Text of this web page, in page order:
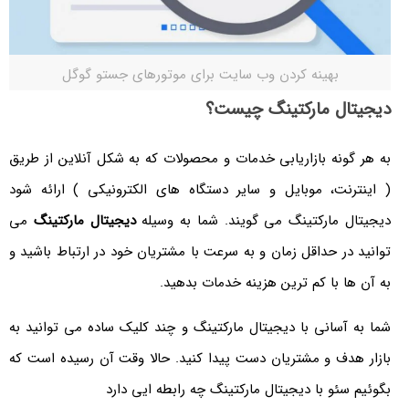
بهینه کردن وب سایت برای موتورهای جستو گوگل
دیجیتال مارکتینگ چیست؟
به هر گونه بازاریابی خدمات و محصولات که به شکل آنلاین از طریق
( اینترنت، موبایل و سایر دستگاه های الکترونیکی ) ارائه شود
دیجیتال مارکتینگ می گویند. شما به وسیله دیجیتال مارکتینگمی
توانید در حداقل زمان و به سرعت با مشتریان خود در ارتباط باشید و
به آن ها با کم ترین هزینه خدمات بدهید.
شما به آسانی با دیجیتال مارکتینگ و چند کلیک ساده می توانید به
بازار هدف و مشتریان دست پیدا کنید. حالا وقت آن رسیده است که
بگوئیم سئو با دیجیتال مارکتینگ چه رابطه ایی دارد